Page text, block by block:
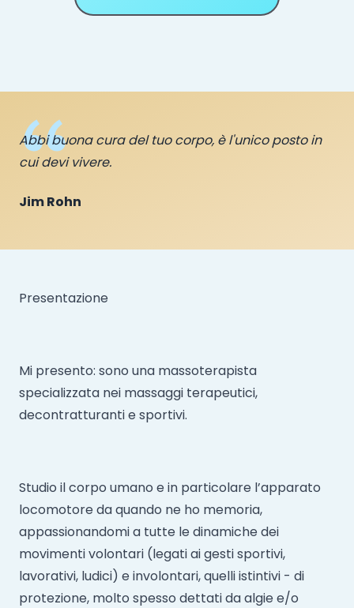
Abbi buona cura del tuo corpo, è l'unico posto in
cui devi vivere.
Jim Rohn
Presentazione
Mi presento: sono una massoterapista
specializzata nei massaggi terapeutici,
decontratturanti e sportivi.
Studio il corpo umano e in particolare l’apparato
locomotore da quando ne ho memoria,
appassionandomi a tutte le dinamiche dei
movimenti volontari (legati ai gesti sportivi,
lavorativi, ludici) e involontari, quelli istintivi - di
protezione, molto spesso dettati da algie e/o